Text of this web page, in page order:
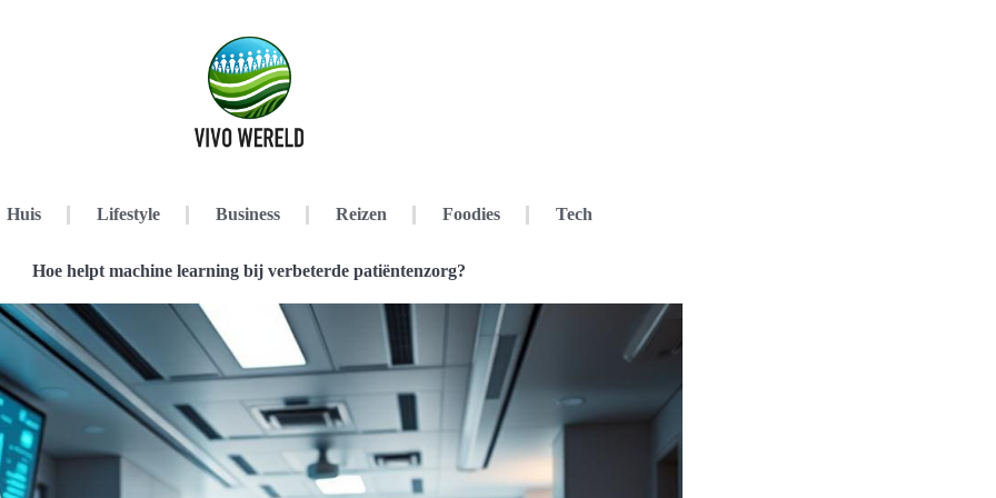
Huis Lifestyle Business Reizen Foodies Tech
Hoe helpt machine learning bij verbeterde patiëntenzorg?